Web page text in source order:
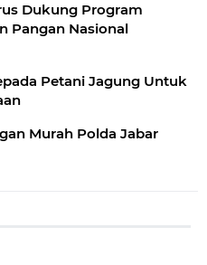
Dukung Program
Pangan Nasional
Petani Jagung Untuk
Murah Polda Jabar